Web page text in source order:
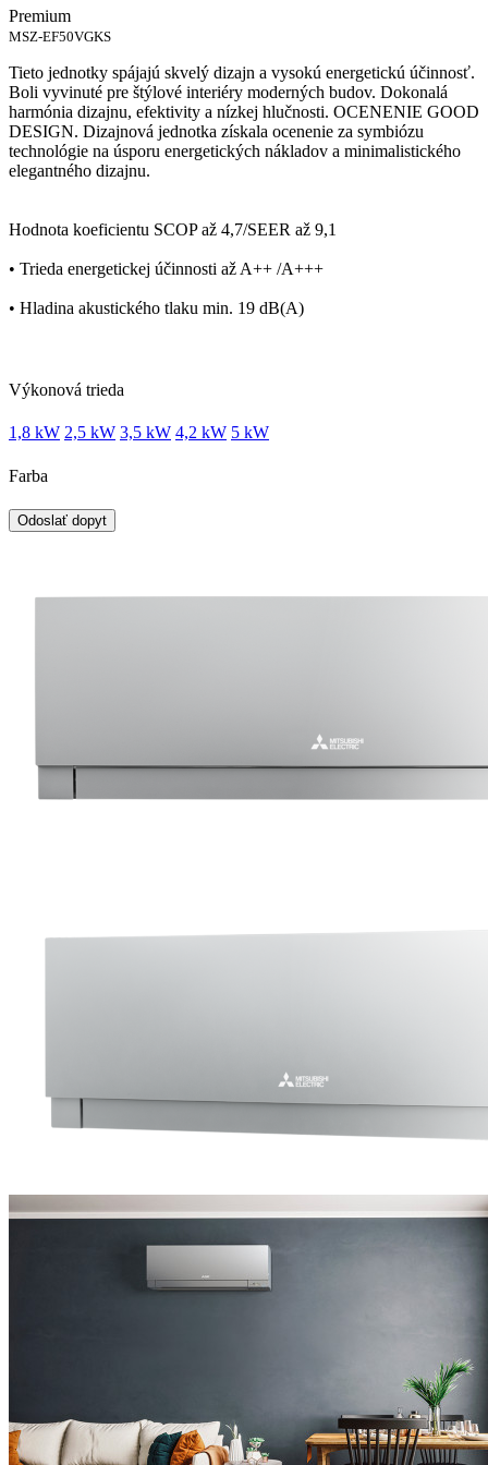
Premium
MSZ-EF50VGKS
Tieto jednotky spájajú skvelý dizajn a vysokú energetickú účinnosť.
Boli vyvinuté pre štýlové interiéry moderných budov. Dokonalá
harmónia dizajnu, efektivity a nízkej hlučnosti. OCENENIE GOOD
DESIGN. Dizajnová jednotka získala ocenenie za symbiózu
technológie na úsporu energetických nákladov a minimalistického
elegantného dizajnu.
Hodnota koeficientu SCOP až 4,7/SEER až 9,1
• Trieda energetickej účinnosti až A++ /A+++
• Hladina akustického tlaku min. 19 dB(A)
Výkonová trieda
1,8 kW 2,5 kW 3,5 kW 4,2 kW 5 kW
Farba
Odoslať dopyt